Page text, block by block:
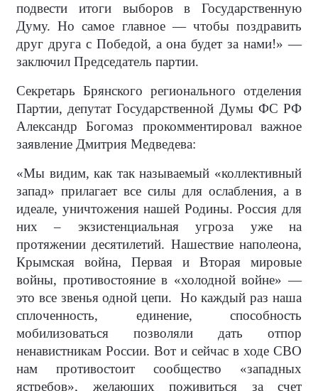
подвести итоги выборов в Государственную
Думу. Но самое главное — чтобы поздравить
друг друга с Победой, а она будет за нами!» —
заключил Председатель партии.
Секретарь Брянского регионального отделения
Партии, депутат Государственной Думы ФС РФ
Александр Богомаз прокомментировал важное
заявление Дмитрия Медведева:
«Мы видим, как так называемый «коллективный
запад» прилагает все силы для ослабления, а в
идеале, уничтожения нашей Родины. Россия для
них – экзистенциальная угроза уже на
протяжении десятилетий. Нашествие наполеона,
Крымская война, Первая и Вторая мировые
войны, противостояние в «холодной войне» —
это все звенья одной цепи.
Но каждый раз наша
сплоченность, единение, способность
мобилизоваться позволяли дать отпор
ненавистникам России. Вот и сейчас в ходе СВО
нам противостоит сообщество «западных
ястребов», желающих поживиться за счет